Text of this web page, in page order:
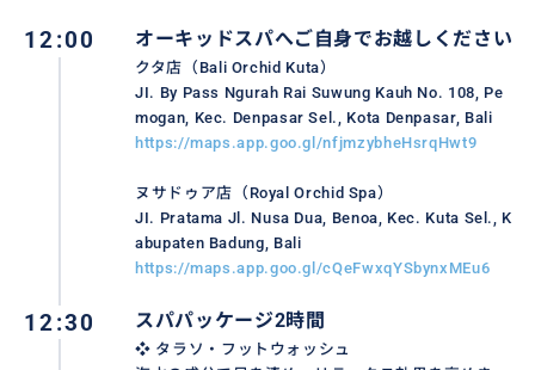
いことが多いため、余裕を持ってお申し込みくださ
❖ 基本は2〜3名1室です。1名1室希望は追加料金で承
❖ 遅刻された場合、施術時間の短縮やご案内不可とな
る場合がございます。
❖ 妊娠中、持病、アレルギーがある方は必ず事前にご
❖ 催行日： 毎日（バリ島の新年「ニュピ」とその前後
12:00 オーキッドスパへご自身でお越しください
クタ店（Bali Orchid Kuta）
JI. By Pass Ngurah Rai Suwung Kauh No. 108, Pe
mogan, Kec. Denpasar Sel., Kota Denpasar, Bali
https://maps.app.goo.gl/nfjmzybheHsrqHwt9
ヌサドゥア店（Royal Orchid Spa）
JI. Pratama Jl. Nusa Dua, Benoa, Kec. Kuta Sel., K
abupaten Badung, Bali
https://maps.app.goo.gl/cQeFwxqYSbynxMEu6
12:30 スパパッケージ2時間
❖ タラソ・フットウォッシュ